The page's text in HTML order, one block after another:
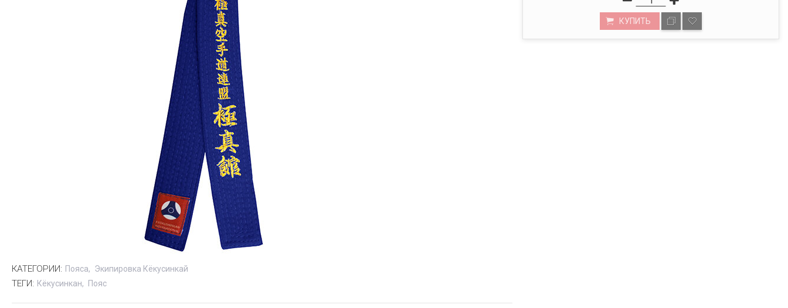
КУПИТЬ
КАТЕГОРИИ: Пояса Экипировка Кёкусинкай
ТЕГИ: Кёкусинкан Пояс